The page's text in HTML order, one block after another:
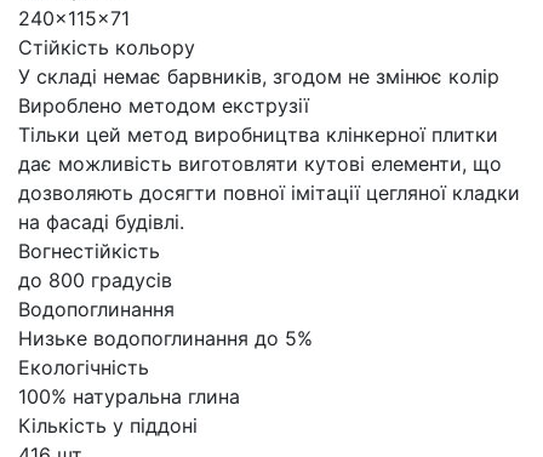
240x115x71
Стійкість кольору
У складі немає барвників, згодом не змінює колір
Вироблено методом екструзії
Тільки цей метод виробництва клінкерної плитки
дає можливість виготовляти кутові елементи, що
дозволяють досягти повної імітації цегляної кладки
на фасаді будівлі.
Вогнестійкість
до 800 градусів
Водопоглинання
Низьке водопоглинання до 5%
Екологічність
100% натуральна глина
Кількість у піддоні